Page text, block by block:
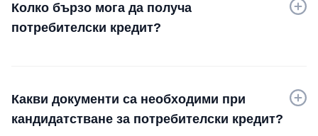
Колко бързо мога да получа
потребителски кредит?
Какви документи са необходими при
кандидатстване за потребителски кредит?